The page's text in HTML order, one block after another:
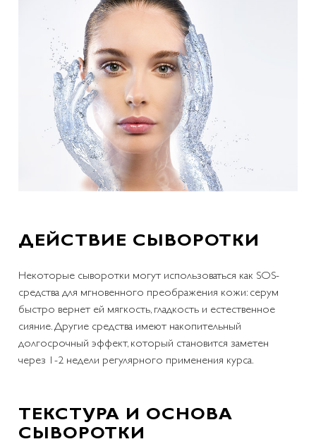
ДЕЙСТВИЕ СЫВОРОТКИ
Некоторые сыворотки могут использоваться как SOS-
средства для мгновенного преображения кожи: серум
быстро вернет ей мягкость, гладкость и естественное
сияние. Другие средства имеют накопительный
долгосрочный эффект, который становится заметен
через 1-2 недели регулярного применения курса.
ТЕКСТУРА И ОСНОВА
СЫВОРОТКИ